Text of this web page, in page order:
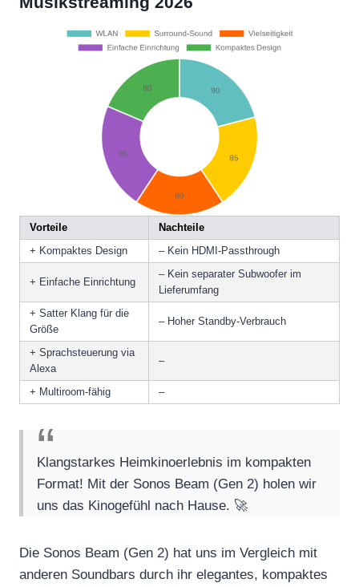
Vorteile
Nachteile
+ Kompaktes Design
– Kein HDMI-Passthrough
+ Einfache Einrichtung
– Kein separater Subwoofer im
Lieferumfang
+ Satter Klang für die
Größe
– Hoher Standby-Verbrauch
+ Sprachsteuerung via
Alexa
–
+ Multiroom-fähig –
Klangstarkes Heimkinoerlebnis im kompakten
Format! Mit der Sonos Beam (Gen 2) holen wir
uns das Kinogefühl nach Hause. 🚀
Die Sonos Beam (Gen 2) hat uns im Vergleich mit
anderen Soundbars durch ihr elegantes, kompaktes